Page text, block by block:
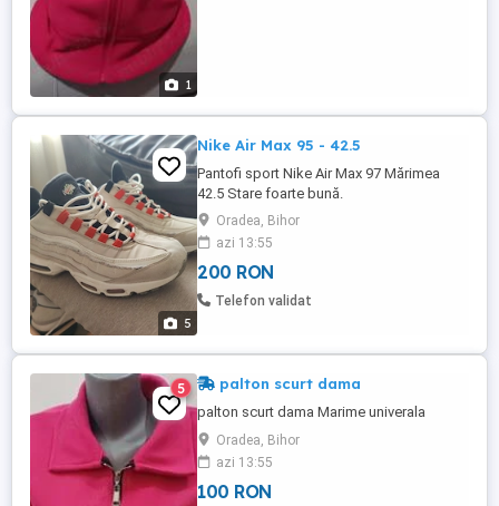
1
5
Nike Air Max 95 - 42.5
Pantofi sport Nike Air Max 97 Mărimea
42.5 Stare foarte bună.
Oradea, Bihor
azi 13:55
200 RON
Telefon validat
5 palton scurt dama
palton scurt dama Marime univerala
Oradea, Bihor
azi 13:55
100 RON